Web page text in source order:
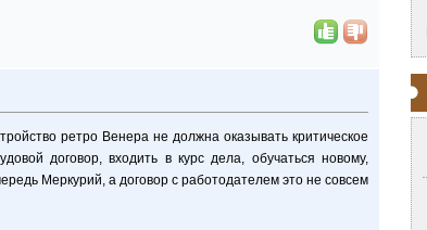
ретро Венера не должна оказывать критическое
договор, входить в курс дела, обучаться новому,
Меркурий, а договор с работодателем это не совсем